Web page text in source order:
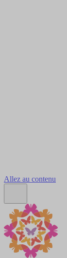
Allez au contenu